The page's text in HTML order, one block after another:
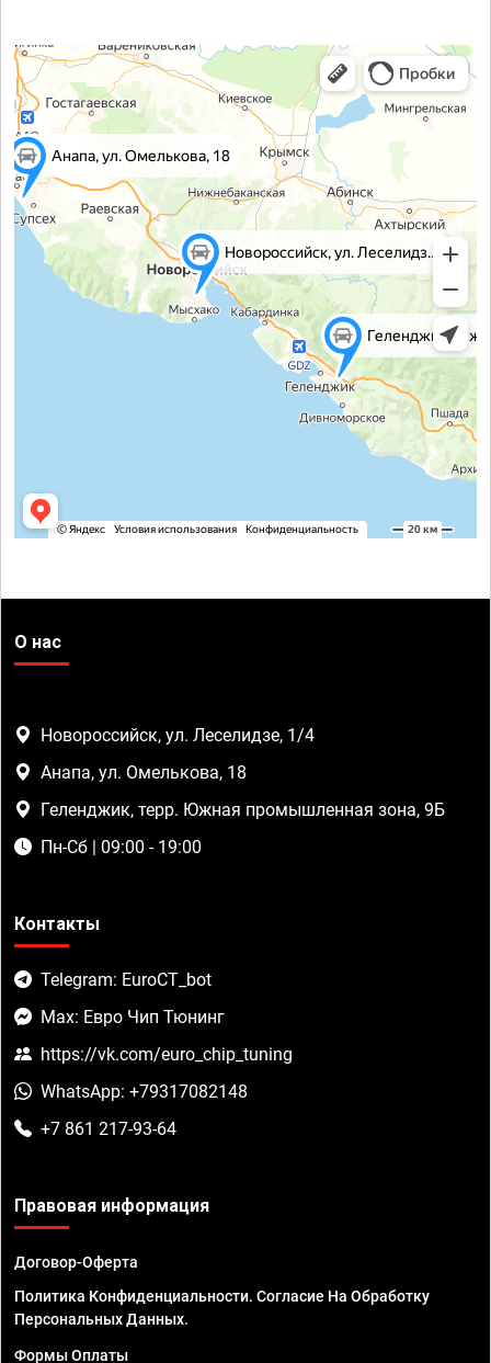
О нас
Новороссийск, ул. Леселидзе, 1/4
Анапа, ул. Омелькова, 18
Геленджик, терр. Южная промышленная зона, 9Б
Пн-Сб | 09:00 - 19:00
Контакты
Telegram: EuroCT_bot
Max: Евро Чип Тюнинг
https://vk.com/euro_chip_tuning
WhatsApp: +79317082148
+7 861 217-93-64
Правовая информация
Договор-Оферта
Политика Конфиденциальности. Согласие На Обработку
Персональных Данных.
Формы Оплаты